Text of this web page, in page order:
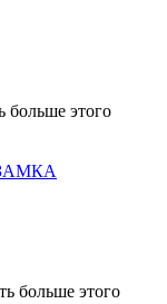
больше этого
больше этого